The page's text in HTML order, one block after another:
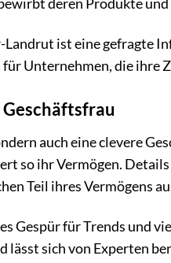
deren Produkte
ist eine gefragte
Unternehmen, die ihre
auch eine clevere
so ihr Vermögen.
Teil ihres Vermögens
Gespür für Trends und
lässt sich von Experten